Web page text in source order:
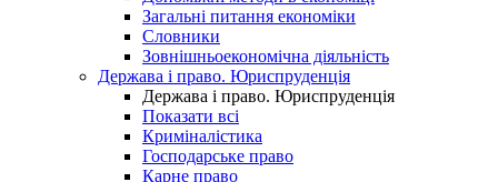
Загальні питання економіки
Словники
Зовнішньоекономічна діяльність
Держава і право. Юриспруденція
Держава і право. Юриспруденція
Показати всі
Криміналістика
Господарське право
Карне право